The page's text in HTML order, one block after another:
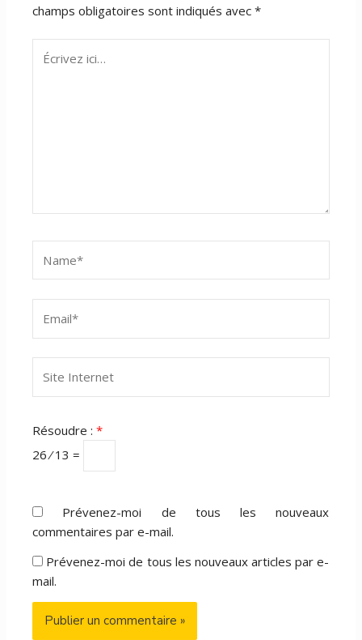
champs obligatoires sont indiqués avec*
ici…
Internet
Résoudre :*
26 ⁄ 13 =
Prévenez-moi de tous les nouveaux
commentaires par e-mail.
Prévenez-moi de tous les nouveaux articles par e-
mail.